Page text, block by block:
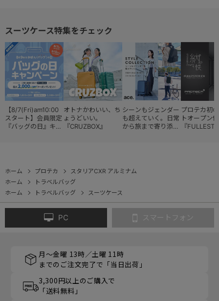
スーツケース特集をチェック
【8/7(Fri)am10:00
スタート】会員限定
『バッグの日』キャ
オトナかわいい、ち
ょうどいい。
『CRUZBOX』
シーンもジェンダー
も超えていく。日常
から旅まで寄り添う
プロテカ初
トオープン
『
ホーム プロテカ
スタリアCXR アルミナム
ホーム
トラベルバッグ
ホーム
トラベルバッグ スーツケース
PC スマートフォン
月～金曜 13時／土曜 11時
までのご注文完了で「当日出荷」
3,300円以上のご購入で
「送料無料」